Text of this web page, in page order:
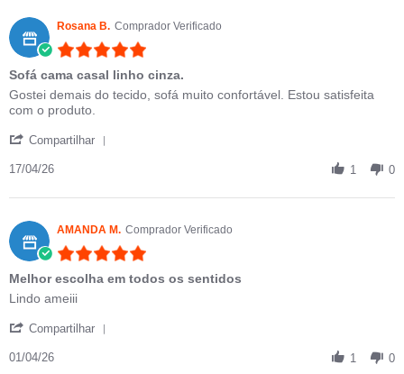
Rosana B. Comprador Verificado
Sofá cama casal linho cinza.
Review by Rosana B. on 17 Apr 2026
review stating Sofá cama casal linho cinza.
Gostei demais do tecido, sofá muito confortável. Estou satisfeita
com o produto.
Compartilhar
17/04/26 1 0
AMANDA M. Comprador Verificado
Melhor escolha em todos os sentidos
Review by AMANDA M. on 1 Apr 2026
review stating Melhor escolha em todos os sentidos
Lindo ameiii
Compartilhar
01/04/26 1 0